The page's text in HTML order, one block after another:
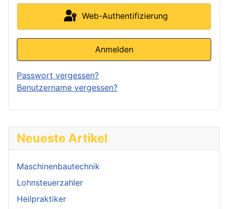
Neueste Artikel
Maschinenbautechnik
Lohnsteuerzahler
Heilpraktiker
Web-Authentifizierung
Anmelden
Passwort vergessen?
Benutzername vergessen?